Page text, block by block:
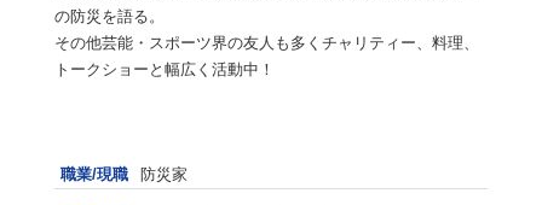
の防災を語る。
その他芸能・スポーツ界の友人も多くチャリティー、料理、
トークショーと幅広く活動中！
職業/現職 防災家